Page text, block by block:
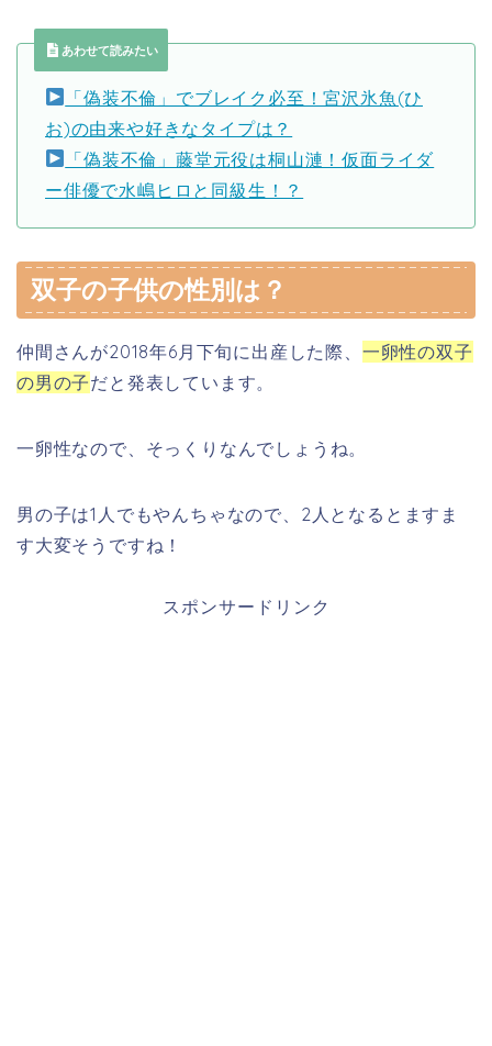
あわせて読みたい
「偽装不倫」でブレイク必至！宮沢氷魚(ひ
お)の由来や好きなタイプは？
「偽装不倫」藤堂元役は桐山漣！仮面ライダ
ー俳優で水嶋ヒロと同級生！？
双子の子供の性別は？
仲間さんが2018年6月下旬に出産した際、 一卵性の双子
の男の子だと発表しています。
一卵性なので、そっくりなんでしょうね。
男の子は1人でもやんちゃなので、2人となるとますま
す大変そうですね！
スポンサードリンク